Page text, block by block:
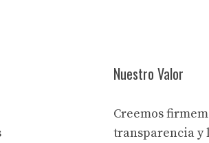
Nuestro Valor
Creemos
transparencia y